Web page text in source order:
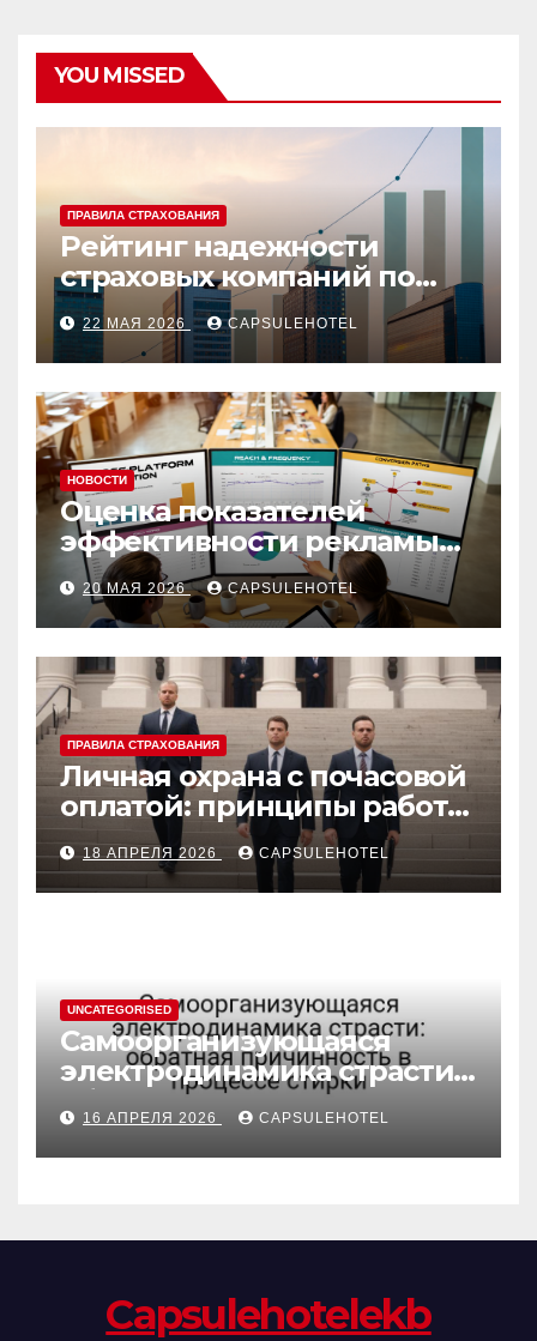
YOU MISSED
ПРАВИЛА СТРАХОВАНИЯ
Рейтинг надежности
страховых компаний по
ОСАГО в 2026 году и топ-4
по отзывам
22 МАЯ 2026 CAPSULEHOTEL
НОВОСТИ
Оценка показателей
эффективности рекламы
при многоканальной
атрибуции
20 МАЯ 2026 CAPSULEHOTEL
ПРАВИЛА СТРАХОВАНИЯ
Личная охрана с почасовой
оплатой: принципы работы
и правовые аспекты
18 АПРЕЛЯ 2026 CAPSULEHOTEL
UNCATEGORISED
Самоорганизующаяся
электродинамика страсти:
обратная причинность в
процессе стирки
16 АПРЕЛЯ 2026 CAPSULEHOTEL
Сapsulehotelekb